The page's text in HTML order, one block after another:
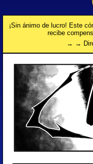
¡Sin ánimo de lucro! Este
recibe
→ →